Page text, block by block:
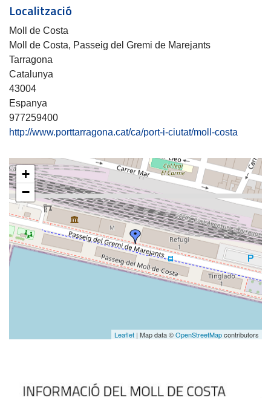
Localització
Moll de Costa
Moll de Costa, Passeig del Gremi de Marejants
Tarragona
Catalunya
43004
Espanya
977259400
http://www.porttarragona.cat/ca/port-i-ciutat/moll-costa
+
−
Leaflet | Map data ©OpenStreetMapcontributors